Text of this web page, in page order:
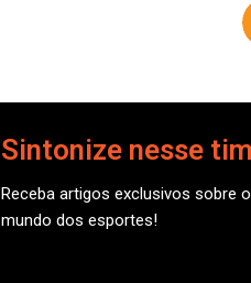
Sintonize nesse
Receba artigos exclusivos sobre o
mundo dos esportes!